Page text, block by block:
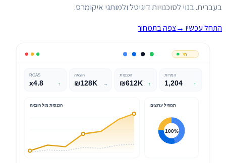
בעברית. בנוי לסוכנויות דיגיטל ולמותגי איקומרס.
התחל עכשיו →צפה בתמחור
חי
ROAS
x4.8 ↑
הוצאה
₪128K →
הכנסות
₪612K ↑
המרות
1,204 ↑
הכנסות מול הוצאה תמהיל ערוצים
100%